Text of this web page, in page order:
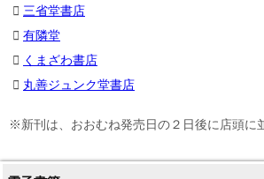
三省堂書店
有隣堂
くまざわ書店
丸善ジュンク堂書店
※新刊は、おおむね発売日の２日後に店頭に